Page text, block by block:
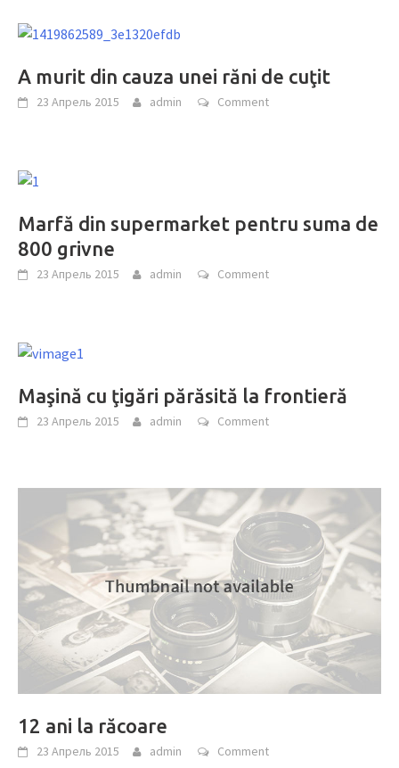
A murit din cauza unei răni de cuţit
23 Апрель 2015 admin Comment
Marfă din supermarket pentru suma de
800 grivne
23 Апрель 2015 admin Comment
Maşină cu ţigări părăsită la frontieră
23 Апрель 2015 admin Comment
12 ani la răcoare
23 Апрель 2015 admin Comment